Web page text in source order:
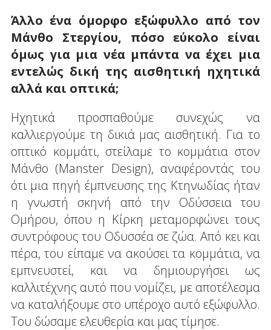
Άλλο ένα όμορφο εξώφυλλο από τον
Μάνθο Στεργίου, πόσο εύκολο είναι
όμως για μια νέα μπάντα να έχει μια
εντελώς δική της αισθητική ηχητικά
αλλά και οπτικά;
Ηχητικά προσπαθούμε συνεχώς να
καλλιεργούμε τη δικιά μας αισθητική. Για το
οπτικό κομμάτι, στείλαμε το κομμάτια στον
Μάνθο (Manster Design), αναφέροντάς του
ότι μια πηγή έμπνευσης της Κτηνωδίας ήταν
η γνωστή σκηνή από την Οδύσσεια του
Ομήρου, όπου η Κίρκη μεταμορφώνει τους
συντρόφους του Οδυσσέα σε ζώα. Από κει και
πέρα, του είπαμε να ακούσει τα κομμάτια, να
εμπνευστεί, και να δημιουργήσει ως
καλλιτέχνης αυτό που νομίζει, με αποτέλεσμα
να καταλήξουμε στο υπέροχο αυτό εξώφυλλο.
Του δώσαμε ελευθερία και μας τίμησε.